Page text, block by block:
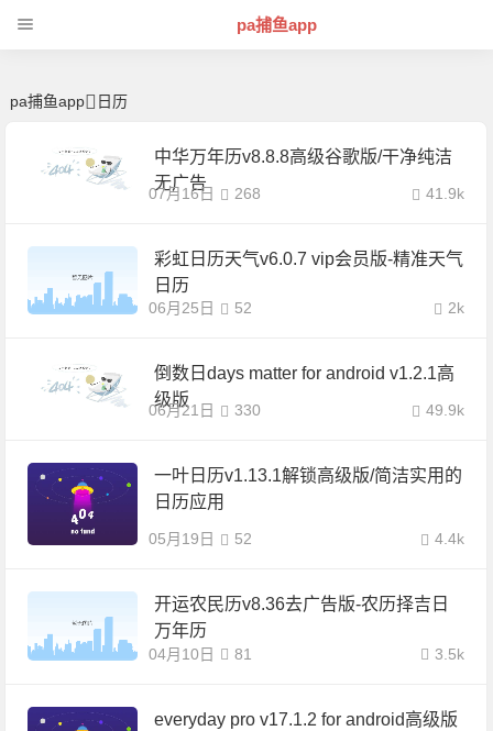
pa捕鱼app
pa捕鱼app 日历
中华万年历v8.8.8高级谷歌版/干净纯洁
无广告
07月16日 41.9k
268
彩虹日历天气v6.0.7 vip会员版-精准天气
日历
06月25日 2k
52
倒数日days matter for android v1.2.1高
级版
06月21日 49.9k
330
一叶日历v1.13.1解锁高级版/简洁实用的
日历应用
05月19日 4.4k
52
开运农民历v8.36去广告版-农历择吉日
万年历
04月10日 3.5k
81
everyday pro v17.1.2 for android高级版